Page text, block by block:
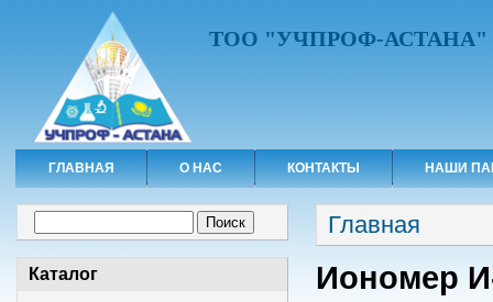
ТОО "УЧПРОФ-АСТАНА"
ГЛАВНАЯ О НАС КОНТАКТЫ НАШИ
Каталог
Вы здесь
Главная
Иономер